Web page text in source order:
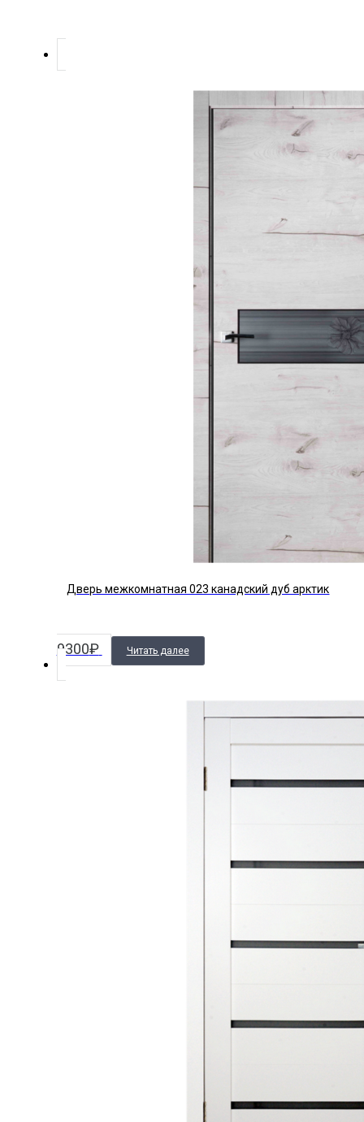
Дверь межкомнатная 023 канадский дуб арктик
9300₽ Читать далее